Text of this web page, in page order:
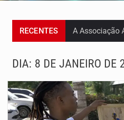
RECENTES
DIA: 8 DE JANEIRO DE